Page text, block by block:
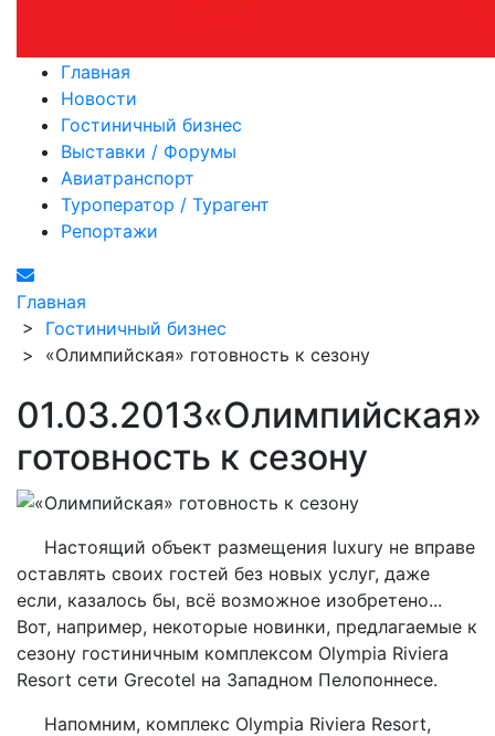
Главная
Новости
Гостиничный бизнес
Выставки / Форумы
Авиатранспорт
Туроператор / Турагент
Репортажи
Главная
> Гостиничный бизнес
> «Олимпийская» готовность к сезону
01.03.2013«Олимпийская»
готовность к сезону
Настоящий объект размещения luxury не вправе
оставлять своих гостей без новых услуг, даже
если, казалось бы, всё возможное изобретено...
Вот, например, некоторые новинки, предлагаемые к
сезону гостиничным комплексом Olympia Riviera
Resort сети Grecotel на Западном Пелопоннесе.
Напомним, комплекс Olympia Riviera Resort,